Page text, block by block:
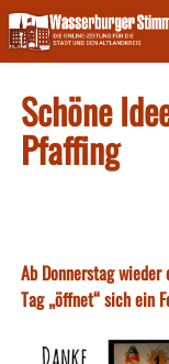
Skip
to
content
Schöne
Pfaffing
Ab Donnerstag wieder
Tag „öffnet“ sich ein